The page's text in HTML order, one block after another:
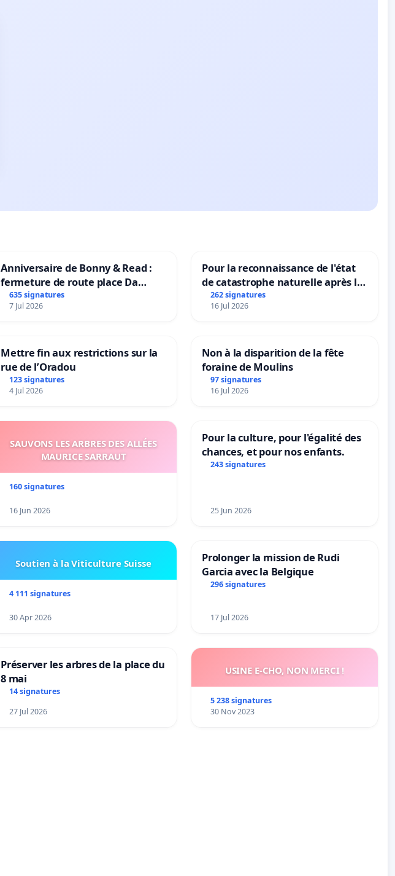
Anniversaire de Bonny & Read :
fermeture de route place Da
Maya M
635 signatures
7 Jul 2026
Pour la reconnaissance de l'état
de catastrophe naturelle après la
grêle du 15 juillet 2026 à Aubenas
et ses alentours
262 signatures
16 Jul 2026
Mettre fin aux restrictions sur la
rue de l’Oradou
123 signatures
4 Jul 2026
Non à la disparition de la fête
foraine de Moulins
97 signatures
16 Jul 2026
SAUVONS LES ARBRES DES ALLÉES
MAURICE SARRAUT
160 signatures
16 Jun 2026
Pour la culture, pour l'égalité des
chances, et pour nos enfants.
243 signatures
25 Jun 2026
Soutien à la Viticulture Suisse
4 111 signatures
30 Apr 2026
Prolonger la mission de Rudi
Garcia avec la Belgique
296 signatures
17 Jul 2026
Préserver les arbres de la place du
8 mai
14 signatures
27 Jul 2026
USINE E-CHO, NON MERCI !
5 238 signatures
30 Nov 2023